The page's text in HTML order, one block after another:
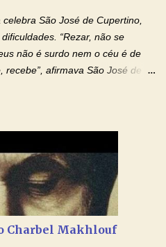
São José de Cupertino,
“Rezar, não se
não é surdo nem o céu é de
afirmava São José de
e a tua fé. Mostra tua bondade,
para imitar tuas virtudes.
estudo geralmente é difícil, duro
deixar tudo isso mais fácil e
e uma vida mais digna de tua
Charbel Makhlouf